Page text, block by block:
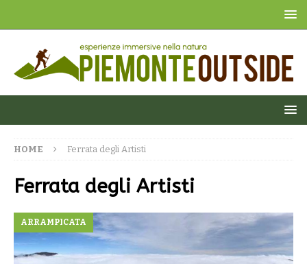
HOME Ferrata degli Artisti
Ferrata degli Artisti
ARRAMPICATA